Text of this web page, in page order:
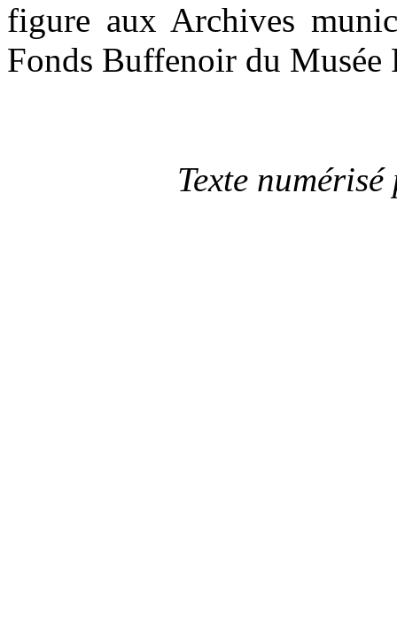
figure aux Archives
Fonds Buffenoir du Musée
Texte